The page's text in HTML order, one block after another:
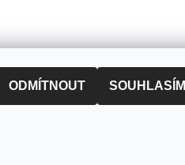
ODMÍTNOUT SOUHLASÍM